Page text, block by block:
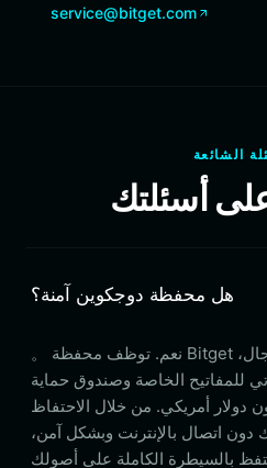
service@bitget.com
الشائعة
هل محفظة دوجكوين آمنة؟
。 نعم. توظف محفظة Bitget إجراءات أمنية رائدة في المجال،
للمفاتيح الخاصة وصندوق حماية
بقيمة 300 مليون دولار أمريكي. من خلال الاحتفاظ
دون اتصال بالإنترنت وبشكل آمن،